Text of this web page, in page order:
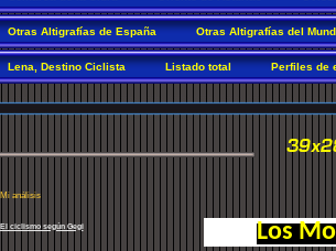
Otras Altigrafías de España Otras Altigrafías del
Lena, Destino Ciclista Listado total Perfiles de
Mi análisis
El ciclismo según Gegi Los